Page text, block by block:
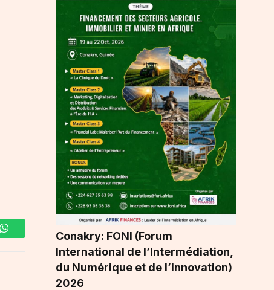
WhatsApp
Conakry: FONI (Forum
International de l’Intermédiation,
du Numérique et de l’Innovation)
2026